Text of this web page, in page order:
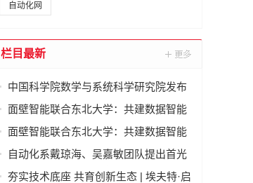
自动化网
栏目最新
中国科学院数学与系统科学研究院发布
“数学机械化智能体”
面壁智能联合东北大学：共建数据智能
联合实验室
面壁智能联合东北大学：共建数据智能
联合实验室
自动化系戴琼海、吴嘉敏团队提出首光
子事件感知的荧光寿命显微成像方法
夯实技术底座 共育创新生态 | 埃夫特·启